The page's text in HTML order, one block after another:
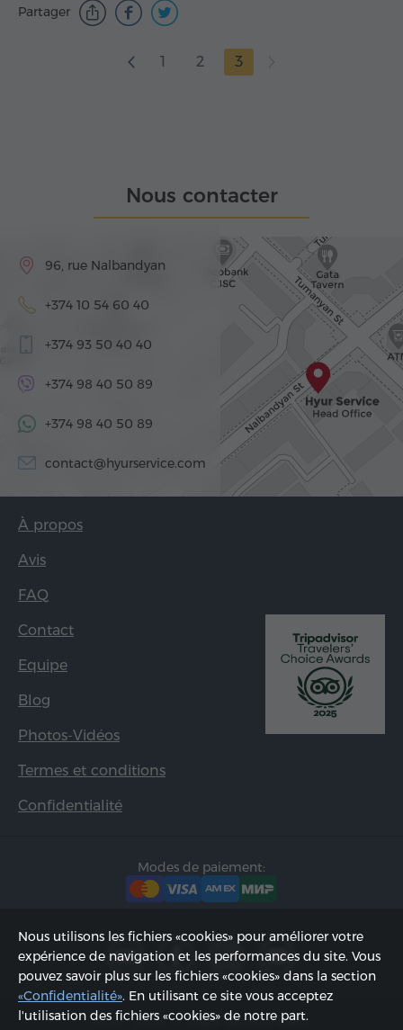
Partager
1 2 3
Nous contacter
96, rue Nalbandyan
+374 10 54 60 40
+374 93 50 40 40
+374 98 40 50 89
+374 98 40 50 89
contact@hyurservice.com
À propos
Avis
FAQ
Contact
Equipe
Blog
Photos-Vidéos
Termes et conditions
Confidentialité
Modes de paiement:
2002 - 2026, © «Hyur Service» SARL;
Nous utilisons les fichiers «cookies» pour améliorer votre
expérience de navigation et les performances du site. Vous
pouvez savoir plus sur les fichiers «cookies» dans la section
«Confidentialité». En utilisant ce site vous acceptez
l'utilisation des fichiers «cookies» de notre part.